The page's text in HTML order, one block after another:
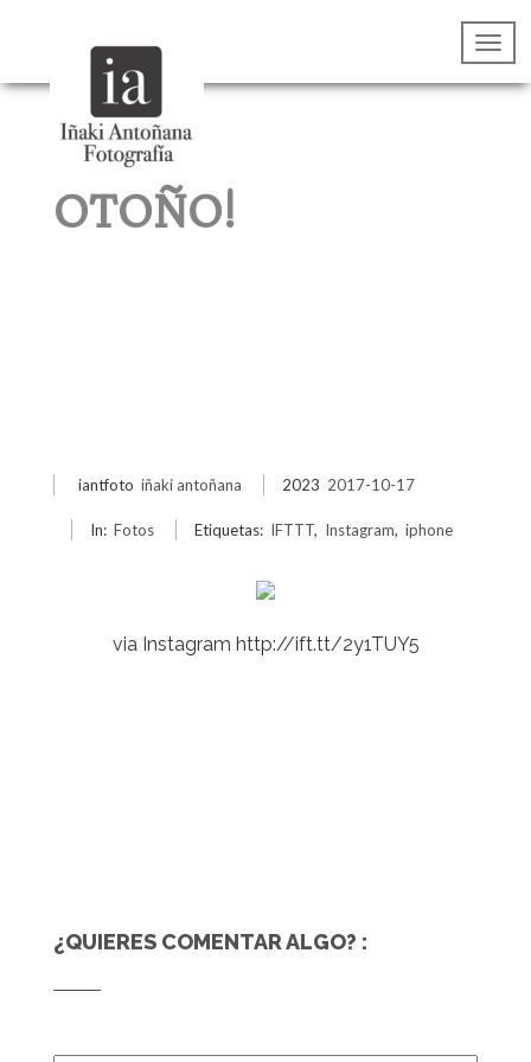
OTOÑO!
iantfoto iñaki antoñana 2023 2017-10-17
In: Fotos Etiquetas: IFTTT, Instagram, iphone
via Instagram http://ift.tt/2y1TUY5
¿QUIERES COMENTAR ALGO? :